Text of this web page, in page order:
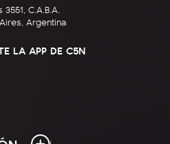
C.A.B.A.
Argentina
LA APP DE C5N